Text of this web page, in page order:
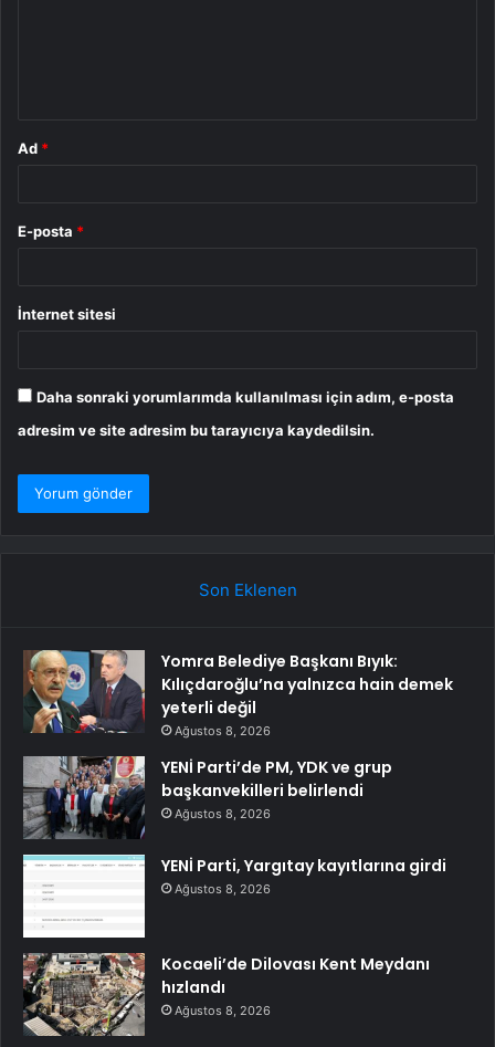
Ad *
E-posta *
İnternet sitesi
Daha sonraki yorumlarımda kullanılması için adım, e-posta
adresim ve site adresim bu tarayıcıya kaydedilsin.
Son Eklenen
Yomra Belediye Başkanı Bıyık:
Kılıçdaroğlu’na yalnızca hain demek
yeterli değil
Ağustos 8, 2026
YENİ Parti’de PM, YDK ve grup
başkanvekilleri belirlendi
Ağustos 8, 2026
YENİ Parti, Yargıtay kayıtlarına girdi
Ağustos 8, 2026
Kocaeli’de Dilovası Kent Meydanı
hızlandı
Ağustos 8, 2026